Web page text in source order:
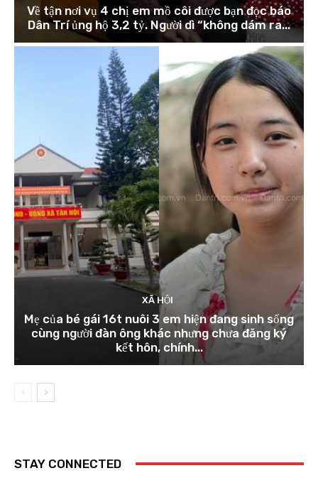
Về tận nơi vụ 4 chị em mồ côi được bạn đọc báo
Dân Trí ủng hộ 3,2 tỷ. Người dì “không dám ra...
XÃ HỘI
Mẹ của bé gái 16t nuôi 3 em hiện đang sinh sống
cùng người đàn ông khác nhưng chưa đăng ký
kết hôn, chính...
STAY CONNECTED